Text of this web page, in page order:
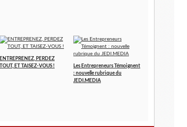
ENTREPRENEZ, PERDEZ
TOUT, ET TAISEZ-VOUS !
Les Entrepreneurs Témoignent
: nouvelle rubrique du
JEDI.MEDIA